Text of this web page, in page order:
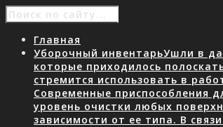
Главная
Уборочный инвентарьУшли в
которые приходилось
стремится использовать в
Современные приспособления
уровень очистки любых
зависимости от ее типа. В